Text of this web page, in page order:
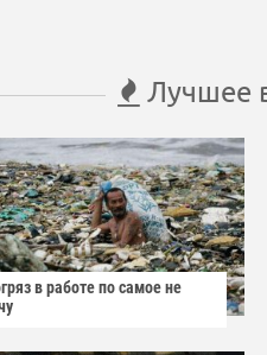
Лучшее
в работе по самое не